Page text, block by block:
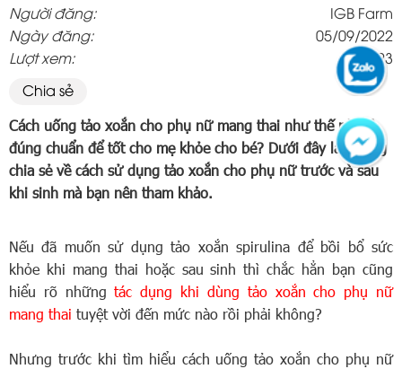
Người đăng:
IGB Farm
Ngày đăng:
05/09/2022
Lượt xem:
1623
Chia sẻ
Cách uống tảo xoắn cho phụ nữ mang thai như thế nào là
đúng chuẩn để tốt cho mẹ khỏe cho bé? Dưới đây là những
chia sẻ về cách sử dụng tảo xoắn cho phụ nữ trước và sau
khi sinh mà bạn nên tham khảo.
Nếu đã muốn sử dụng tảo xoắn spirulina để bồi bổ sức
khỏe khi mang thai hoặc sau sinh thì chắc hẳn bạn cũng
hiểu rõ nhữngtác dụng khi dùng tảo xoắn cho phụ nữ
mang thai tuyệt vời đến mức nào rồi phải không?
Nhưng trước khi tìm hiểu cách uống tảo xoắn cho phụ nữ